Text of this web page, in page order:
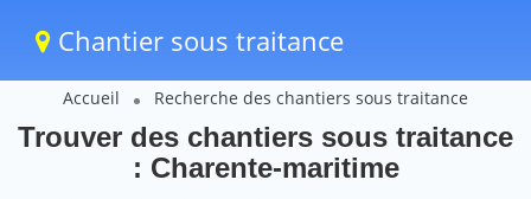
Chantier sous traitance
Accueil Recherche des chantiers sous traitance
Trouver des chantiers sous traitance
: Charente-maritime